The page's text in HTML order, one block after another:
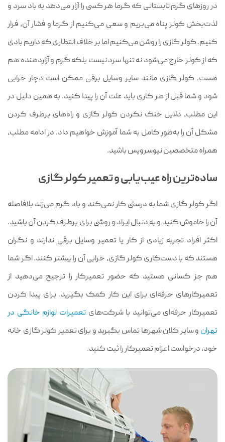
در روزهای گرم تابستانی که گرما هر کسی را آزار می‌دهد به باد سرد و
لذت‌بخش کولر پناه می‌بریم و سعی می‌کنیم از گرما و فشار آن، فرار
کنیم. کولر گازی را روشن می‌کنیم اما بر خلاف انتظاری که داریم بادی
که از کولر خارج می‌شود نه تنها سرد نیست بلکه گرم و آزاردهنده هم
هست. کولر گازی مانند سایر وسایل برقی ممکن است دچار خرابی
شود و شما قبل از هر کاری باید علت آن را پیدا کنید. به همین دلیل در
این مطلب، دلایل خنک نکردن کولر گازی و راه‌های برطرف کردن
مشکل آن را به‌طور کامل به شما آموزش خواهیم داد. در ادامه مطلب،
همراه متخصصین نیوسرویس باشید.
ساده‌ترین راه عیب‌یابی و تعمیر کولر گازی
اگر کولر گازی شما به درستی کار نمی‌کند و باد گرم می‌زند بلافاصله
آن را خاموش کنید و به دنبال ایراد و روشی برای برطرف کردن آن باشید.
اکثر افراد تجربه زیادی از کار یا تعمیر وسایل برقی ندارند و نگران
هستند که با دست‌کاری کولر گازی، خرابی آن را بیشتر کنند. اگر شما
هم جز کسانی هستید که حضور تعمیرکار را ترجیح می‌دهید از
تعمیرکارهای حرفه‌ای برای این کار کمک بگیرید. برای پیدا کردن
تعمیرکار حرفه‌ای می‌توانید با شرکت‌هایتعمیرات لوازم خانگی در
تهران و سایر کلان‌ شهرها تماس بگیرید و برای تعمیر کولر گازی خانه
خود، درخواست اعزام تعمیرکار را ثبت کنید.